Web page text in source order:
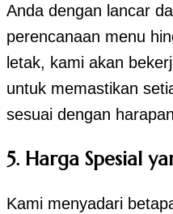
Anda dengan lancar
perencanaan menu
letak, kami akan
untuk memastikan
sesuai dengan
5. Harga Spesial
Kami menyadari